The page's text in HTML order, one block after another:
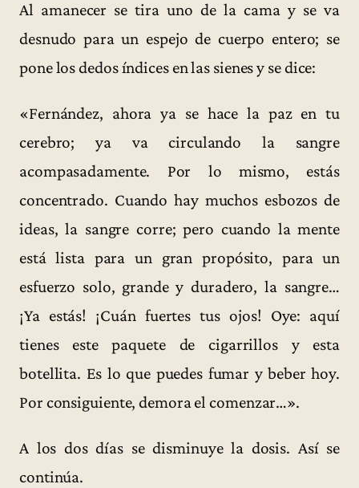
Al amanecer se tira uno de la cama y se va
desnudo para un espejo de cuerpo entero; se
pone los dedos índices en las sienes y se dice:
«Fernández, ahora ya se hace la paz en tu
cerebro; ya va circulando la sangre
acompasadamente. Por lo mismo, estás
concentrado. Cuando hay muchos esbozos de
ideas, la sangre corre; pero cuando la mente
está lista para un gran propósito, para un
esfuerzo solo, grande y duradero, la sangre…
¡Ya estás! ¡Cuán fuertes tus ojos! Oye: aquí
tienes este paquete de cigarrillos y esta
botellita. Es lo que puedes fumar y beber hoy.
Por consiguiente, demora el comenzar…».
A los dos días se disminuye la dosis. Así se
continúa.